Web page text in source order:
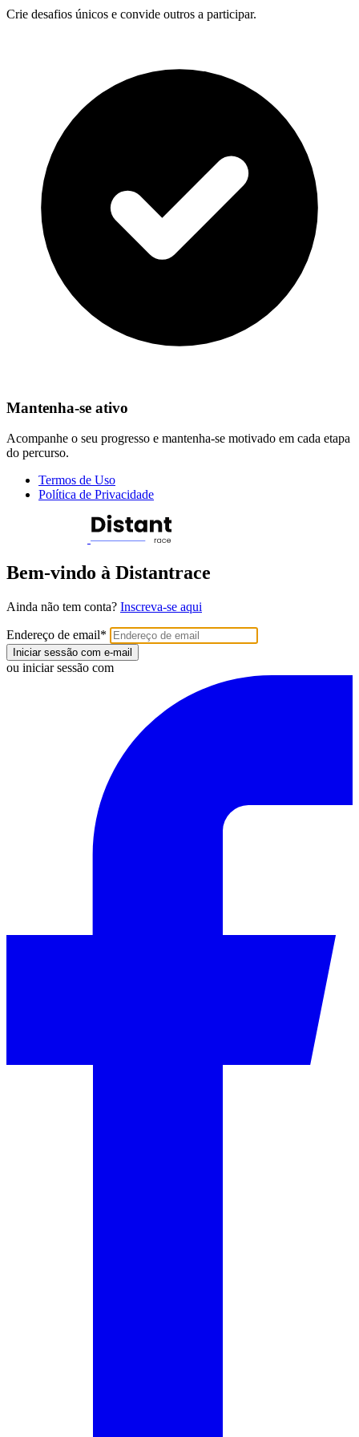
Crie desafios únicos e convide outros a participar.
Mantenha-se ativo
Acompanhe o seu progresso e mantenha-se motivado em cada etapa
do percurso.
Termos de Uso
Política de Privacidade
Bem-vindo à Distantrace
Ainda não tem conta? Inscreva-se aqui
Endereço de email*
Iniciar sessão com e-mail
ou iniciar sessão com